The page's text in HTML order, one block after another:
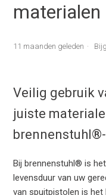
materialen
11 maanden geleden
Veilig gebruik
juiste
Bij brennenstuhl® is
levensduur van uw
van spuitpistolen is het